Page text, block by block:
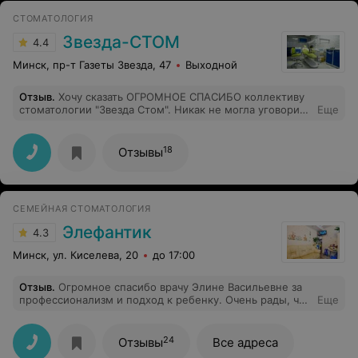
СТОМАТОЛОГИЯ
4.4 Звезда-СТОМ
Минск, пр-т Газеты Звезда, 47 Выходной
Отзыв. Хочу сказать ОГРОМНОЕ СПАСИБО коллективу
стоматологии "Звезда Cтом". Никак не могла уговорить
затащила его и очень рада, что именно к вам! Всё
прошло отлично, зубы полечили, муж остался
доволен. Теперь мы точно знаем куда обращаться за
помощью в следующий раз! Желаем вам успехов и
процветания!!!
Еще
Отзывы18
СЕМЕЙНАЯ СТОМАТОЛОГИЯ
4.3 Элефантик
Минск, ул. Киселева, 20 до 17:00
Отзыв. Огромное спасибо врачу Элине Васильевне за
профессионализм и подход к ребенку. Очень рады, что
Администраторы вежливы. Рекомендую!
Еще
Отзывы24 Все адреса